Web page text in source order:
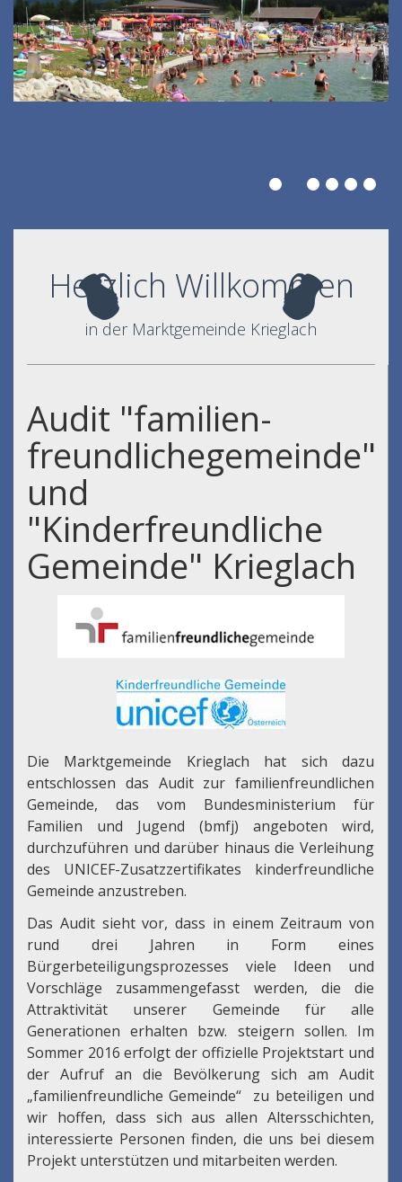
Herzlich Willkommen
in der Marktgemeinde Krieglach
Audit "familien-
freundlichegemeinde"
und
"Kinderfreundliche
Gemeinde" Krieglach
Die Marktgemeinde Krieglach hat sich dazu
entschlossen das Audit zur familienfreundlichen
Gemeinde, das vom Bundesministerium für
Familien und Jugend (bmfj) angeboten wird,
durchzuführen und darüber hinaus die Verleihung
des UNICEF-Zusatzzertifikates kinderfreundliche
Gemeinde anzustreben.
Das Audit sieht vor, dass in einem Zeitraum von
rund drei Jahren in Form eines
Bürgerbeteiligungsprozesses viele Ideen und
Vorschläge zusammengefasst werden, die die
Attraktivität unserer Gemeinde für alle
Generationen erhalten bzw. steigern sollen. Im
Sommer 2016 erfolgt der offizielle Projektstart und
der Aufruf an die Bevölkerung sich am Audit
„familienfreundliche Gemeinde“ zu beteiligen und
wir hoffen, dass sich aus allen Altersschichten,
interessierte Personen finden, die uns bei diesem
Projekt unterstützen und mitarbeiten werden.